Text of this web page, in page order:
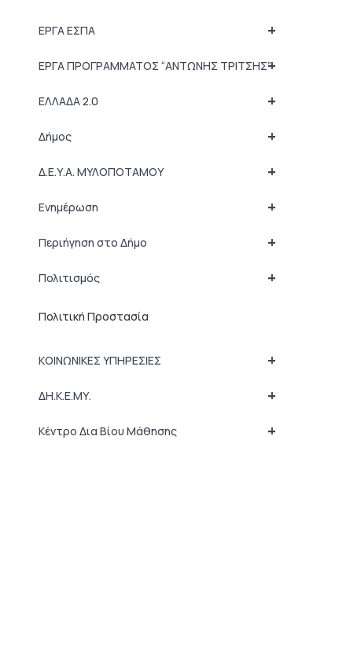
+
ΕΡΓΑ ΕΣΠΑ
+
ΕΡΓΑ ΠΡΟΓΡΑΜΜΑΤΟΣ “ΑΝΤΩΝΗΣ ΤΡΙΤΣΗΣ”
+
ΕΛΛΑΔΑ 2.0
+
Δήμος
+
Δ.Ε.Υ.Α. ΜΥΛΟΠΟΤΑΜΟΥ
+
Ενημέρωση
+
Περιήγηση στο Δήμο
+
Πολιτισμός
Πολιτική Προστασία
+
ΚΟΙΝΩΝΙΚΕΣ ΥΠΗΡΕΣΙΕΣ
+
ΔΗ.Κ.Ε.ΜΥ.
+
Κέντρο Δια Βίου Μάθησης